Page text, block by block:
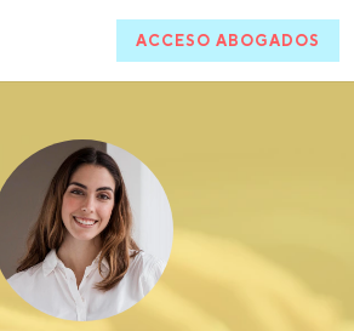
ACCESO ABOGADOS